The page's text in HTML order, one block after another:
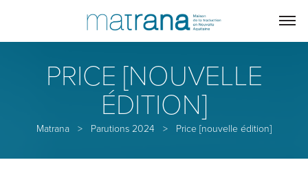
PRICE [NOUVELLE
ÉDITION]
Matrana > Parutions 2024 > Price [nouvelle édition]